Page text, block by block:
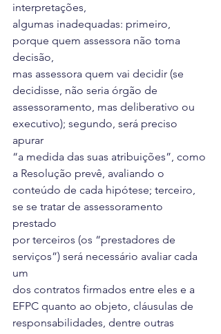
interpretações,
algumas inadequadas: primeiro,
porque quem assessora não toma
decisão,
mas assessora quem vai decidir (se
decidisse, não seria órgão de
assessoramento, mas deliberativo ou
executivo); segundo, será preciso
apurar
“a medida das suas atribuições”, como
a Resolução prevê, avaliando o
conteúdo de cada hipótese; terceiro,
se se tratar de assessoramento
prestado
por terceiros (os “prestadores de
serviços”) será necessário avaliar cada
um
dos contratos firmados entre eles e a
EFPC quanto ao objeto, cláusulas de
responsabilidades, dentre outras